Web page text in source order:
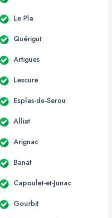
Le Pla
Quérigut
Artigues
Lescure
Esplas-de-Serou
Alliat
Arignac
Banat
Capoulet-et-Junac
Gourbit